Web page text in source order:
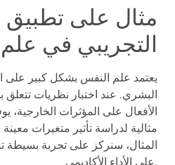
مثال على تطبيق
التجريبي في
يعتمد علم النفس بشكل كبير على
البشري. عند اختبار نظريات تتعلق
الأفعال على المؤثرات الخارجية،
مثالية لدراسة تأثير متغيرات
المثال، سنركز على تجربة بسيطة